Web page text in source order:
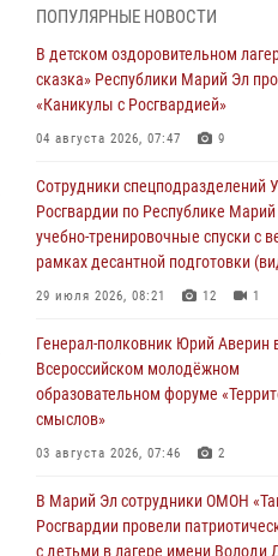
сказка» Республики Марий Эл
«Каникулы с Росгвардией»
04 августа 2026, 07:47 9
Сотрудники Центра лицензионно-
Росгвардии по Республике Марий
участие в совещании по вопросам
организации летне-осеннего
04 августа 2026, 06:46
провели занятие по
тематике
04 августа 2026, 06:06 2
Генерал-полковник Юрий Аверин
образовательном форуме
смыслов»
03 августа 2026, 07:46 2
ПОПУЛЯРНЫЕ НОВОСТИ
В детском оздоровительном
сказка» Республики Марий Эл
«Каникулы с Росгвардией»
04 августа 2026, 07:47 9
Сотрудники спецподразделений
Росгвардии по Республике
учебно-тренировочные спуски с
рамках десантной подготовки
29 июля 2026, 08:21 12 1
Генерал-полковник Юрий Аверин
Всероссийском молодёжном
образовательном форуме
смыслов»
03 августа 2026, 07:46 2
В Марий Эл сотрудники ОМОН
Росгвардии провели
с детьми в лагере имени Володи